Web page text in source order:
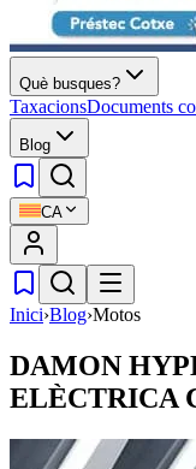
Què busques?
TaxacionsDocuments
Blog
CA
Inici›Blog›Motos
DAMON
ELÈCTRICA